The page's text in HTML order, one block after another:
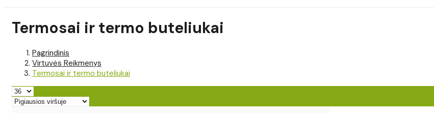
Termosai ir termo buteliukai
Pagrindinis
Virtuvės Reikmenys
Termosai ir termo buteliukai